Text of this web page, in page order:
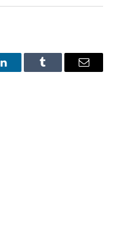
LinkedInTumblr
E-